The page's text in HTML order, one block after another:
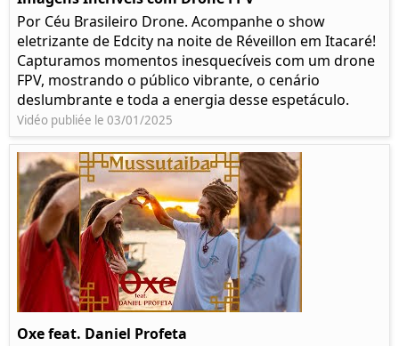
Por Céu Brasileiro Drone. Acompanhe o show
eletrizante de Edcity na noite de Réveillon em Itacaré!
Capturamos momentos inesquecíveis com um drone
FPV, mostrando o público vibrante, o cenário
deslumbrante e toda a energia desse espetáculo.
Vidéo publiée le 03/01/2025
Oxe feat. Daniel Profeta